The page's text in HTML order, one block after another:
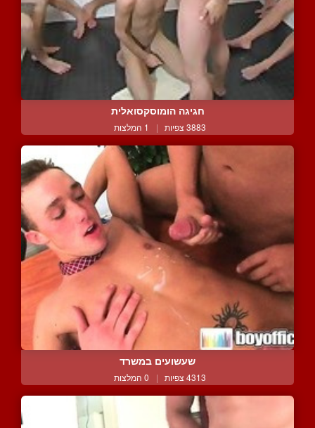
חגיגה הומוסקסואלית
3883 צפיות | 1 המלצות
שעשועים במשרד
4313 צפיות | 0 המלצות